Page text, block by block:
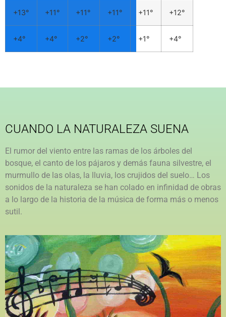
+13° +11° +11° +11° +11° +12°
+4° +4° +2° +2° +1° +4°
CUANDO LA NATURALEZA SUENA
El rumor del viento entre las ramas de los árboles del
bosque, el canto de los pájaros y demás fauna silvestre, el
murmullo de las olas, la lluvia, los crujidos del suelo… Los
sonidos de la naturaleza se han colado en infinidad de obras
a lo largo de la historia de la música de forma más o menos
sutil.